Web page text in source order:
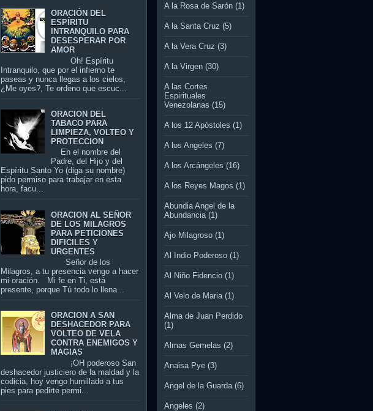
ORACIÓN DEL
ESPÍRITU
INTRANQUILO PARA
DESESPERAR POR
AMOR
Oh! Espíritu
Intranquilo, que por el infierno te
paseas y nunca llegas a los cielos,
¿Me oyes?, Te ordeno que escuc...
ORACION DEL
TABACO PARA
LIMPIEZA, VOLTEO Y
PROTECCION
En el nombre del
Padre, del Hijo y del
Espíritu Santo Yo (diga su nombre)
pido permiso para trabajar en esta
hora, facu...
ORACION AL SEÑOR
DE LOS MILAGROS
PARA PETICIONES
DIFICILES Y
URGENTES
Señor de los
Milagros, a tu presencia vengo a hacer
mi oración. Mi fe en Ti, está
presente, porque Tú todo lo llena...
ORACION A SAN
DESHACEDOR PARA
VOLTEO DE VELA
CONTRA ENEMIGOS Y
MAGIAS
¡OH poderoso San
deshacedor justiciero de la maldad y la
codicia, hoy vengo humillado a tus
pies para pedirte permi...
A la Rosa de Sarón (1)
A la Santa Cruz (5)
A la Vera Cruz (3)
A la Virgen (30)
A las Cortes
Espirituales
Venezolanas (15)
A los 12 Apóstoles (1)
A los Angeles (7)
A los Arcángeles (16)
A los Reyes Magos (1)
Abundia Angel de la
Abundancia (1)
Ajo Milagroso (1)
Al Indio Poderoso (1)
Al Niño Fidencio (1)
Al Velo de Maria (1)
Alma de Juan Perdido
(1)
Almas Gemelas (2)
Anaisa Pye (3)
Angel de la Guarda (6)
Angeles (2)